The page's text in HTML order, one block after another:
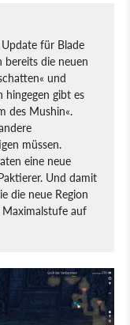
für Blade
bereits die neuen
und
hingegen gibt es
des Mushin«.
müssen.
eine neue
Und damit
die neue Region
auf